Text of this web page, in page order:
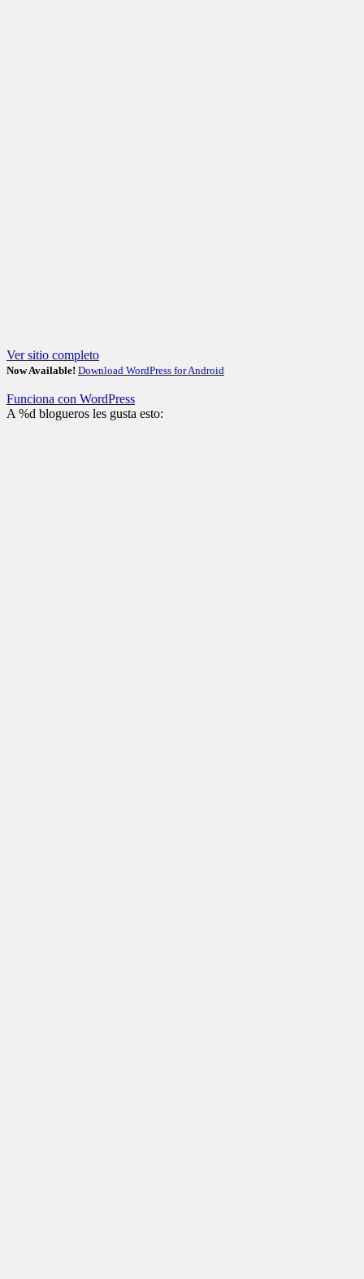
Ver sitio completo
Now Available! Download WordPress for Android
Funciona con WordPress
A%d blogueros les gusta esto: